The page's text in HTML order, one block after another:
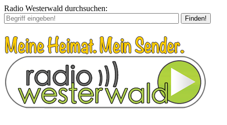
Radio Westerwald durchsuchen:
Finden!